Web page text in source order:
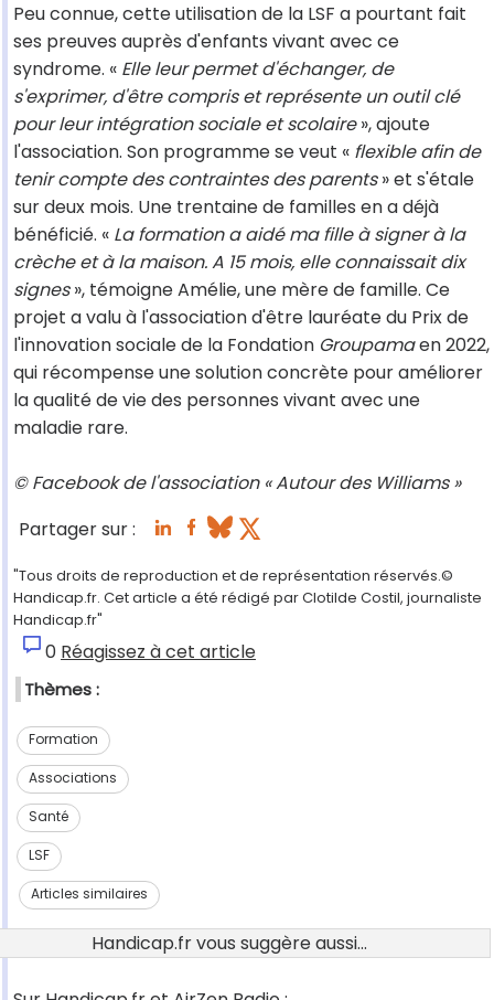
Peu connue, cette utilisation de la LSF a pourtant fait
ses preuves auprès d'enfants vivant avec ce
syndrome. « Elle leur permet d'échanger, de
s'exprimer, d'être compris et représente un outil clé
pour leur intégration sociale et scolaire», ajoute
l'association. Son programme se veut « flexible afin de
tenir compte des contraintes des parents» et s'étale
sur deux mois. Une trentaine de familles en a déjà
bénéficié. « La formation a aidé ma fille à signer à la
crèche et à la maison. A 15 mois, elle connaissait dix
signes», témoigne Amélie, une mère de famille. Ce
projet a valu à l'association d'être lauréate du Prix de
l'innovation sociale de la Fondation Groupamaen 2022,
qui récompense une solution concrète pour améliorer
la qualité de vie des personnes vivant avec une
maladie rare.
© Facebook de l'association « Autour des Williams »
Partager sur :
"Tous droits de reproduction et de représentation réservés.©
Handicap.fr. Cet article a été rédigé par Clotilde Costil, journaliste
Handicap.fr"
0 Réagissez à cet article
Thèmes :
Formation
Associations
Santé
LSF
Articles similaires
Handicap.fr vous suggère aussi...